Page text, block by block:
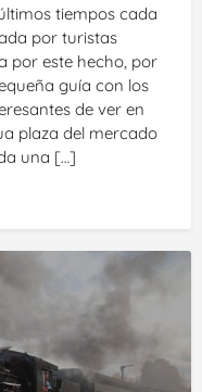
tiempos cada
por turistas
por este hecho, por
guía con los
de ver en
plaza del mercado
una […]